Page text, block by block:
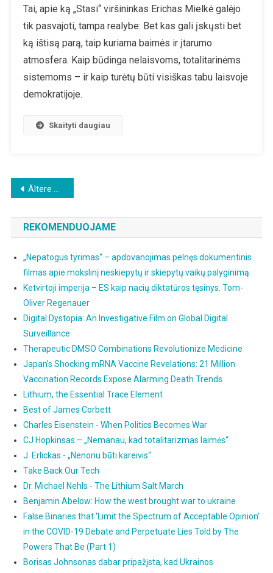
Nei
VDR:
Vokietija
Informatorių
Valstybe
Tai, apie ką „Stasi“ viršininkas Erichas Mielkė galėjo
tik pasvajoti, tampa realybe: Bet kas gali įskųsti bet
ką ištisą parą, taip kuriama baimės ir įtarumo
atmosfera. Kaip būdinga nelaisvoms, totalitarinėms
sistemoms – ir kaip turėtų būti visiškas tabu laisvoje
demokratijoje.
Skaityti daugiau
Beitragsnavigation
Ältere Beiträge
REKOMENDUOJAME
„Nepatogus tyrimas“ – apdovanojimas pelnęs dokumentinis
filmas apie mokslinį neskiepytų ir skiepytų vaikų palyginimą
Ketvirtoji imperija – ES kaip nacių diktatūros tęsinys. Tom-
Oliver Regenauer
Digital Dystopia: An Investigative Film on Global Digital
Surveillance
Therapeutic DMSO Combinations Revolutionize Medicine
Japan’s Shocking mRNA Vaccine Revelations: 21 Million
Vaccination Records Expose Alarming Death Trends
Lithium, the Essential Trace Element
Best of James Corbett
Charles Eisenstein - When Politics Becomes War
CJ Hopkinsas – „Nemanau, kad totalitarizmas laimės“
J. Erlickas - „Nenoriu būti kareivis“
Take Back Our Tech
Dr. Michael Nehls - The Lithium Salt March
Benjamin Abelow: How the west brought war to ukraine
False Binaries that 'Limit the Spectrum of Acceptable Opinion'
in the COVID-19 Debate and Perpetuate Lies Told by The
Powers That Be (Part 1)
Borisas Johnsonas dabar pripažįsta, kad Ukrainos